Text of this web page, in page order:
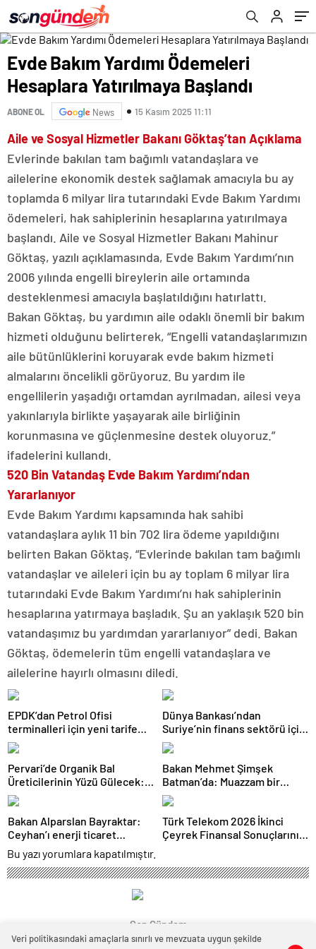
Evde Bakım Yardımı Ödemeleri
Hesaplara Yatırılmaya Başlandı
ABONE OL News 15 Kasım 2025 11:11
Aile ve Sosyal Hizmetler Bakanı Göktaş’tan Açıklama
Evlerinde bakılan tam bağımlı vatandaşlara ve
ailelerine ekonomik destek sağlamak amacıyla bu ay
toplamda 6 milyar lira tutarındaki Evde Bakım Yardımı
ödemeleri, hak sahiplerinin hesaplarına yatırılmaya
başlandı. Aile ve Sosyal Hizmetler Bakanı Mahinur
Göktaş, yazılı açıklamasında, Evde Bakım Yardımı’nın
2006 yılında engelli bireylerin aile ortamında
desteklenmesi amacıyla başlatıldığını hatırlattı.
Bakan Göktaş, bu yardımın aile odaklı önemli bir bakım
hizmeti olduğunu belirterek, “Engelli vatandaşlarımızın
aile bütünlüklerini koruyarak evde bakım hizmeti
almalarını öncelikli görüyoruz. Bu yardım ile
engellilerin yaşadığı ortamdan ayrılmadan, ailesi veya
yakınlarıyla birlikte yaşayarak aile birliğinin
korunmasına ve güçlenmesine destek oluyoruz.”
ifadelerini kullandı.
520 Bin Vatandaş Evde Bakım Yardımı’ndan
Yararlanıyor
Evde Bakım Yardımı kapsamında hak sahibi
vatandaşlara aylık 11 bin 702 lira ödeme yapıldığını
belirten Bakan Göktaş, “Evlerinde bakılan tam bağımlı
vatandaşlar ve aileleri için bu ay toplam 6 milyar lira
tutarındaki Evde Bakım Yardımı’nı hak sahiplerinin
hesaplarına yatırmaya başladık. Şu an yaklaşık 520 bin
vatandaşımız bu yardımdan yararlanıyor” dedi. Bakan
Göktaş, ödemelerin tüm engelli vatandaşlara ve
ailelerine hayırlı olmasını diledi.
EPDK’dan Petrol Ofisi
terminalleri için yeni tarife
kararı
Dünya Bankası’ndan
Suriye’nin finans sektörü için
100 milyon dolarlık hibe
Pervari’de Organik Bal
Üreticilerinin Yüzü Gülecek:
Bu Yıl Rekolte İyi Seviyede
Bekleniyor
Bakan Mehmet Şimşek
Batman’da: Muazzam bir
hizmet fırtınası var
Bakan Alparslan Bayraktar:
Ceyhan’ı enerji ticaret
merkezi yapacağız
Türk Telekom 2026 İkinci
Çeyrek Finansal Sonuçlarını
Bu yazı yorumlara kapatılmıştır.
Son Gündem
Veri politikasındaki amaçlarla sınırlı ve mevzuata uygun şekilde